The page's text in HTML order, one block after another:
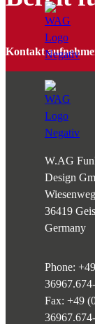
Kontakt
W.AG
Design
36419
Germany
Phone:
Fax: +49